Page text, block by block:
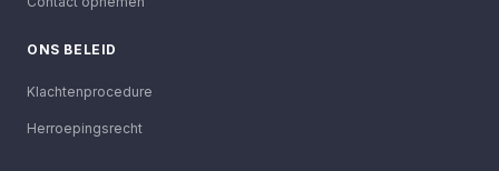
ONS BELEID
Klachtenprocedure
Herroepingsrecht